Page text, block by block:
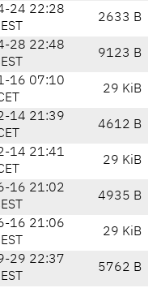
24 22:28
2633 B
28 22:48
9123 B
16 07:10
29 KiB
14 21:39
4612 B
14 21:41
29 KiB
16 21:02
4935 B
16 21:06
29 KiB
29 22:37
5762 B